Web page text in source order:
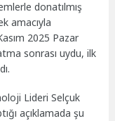
donatılmış
amacıyla
2025 Pazar
sonrası uydu, ilk
Lideri Selçuk
açıklamada şu